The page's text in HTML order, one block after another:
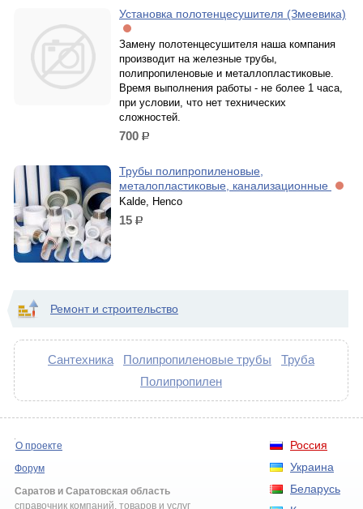
Установка полотенцесушителя (Змеевика)
Замену полотенцесушителя наша компания
производит на железные трубы,
полипропиленовые и металлопластиковые.
Время выполнения работы - не более 1 часа,
при условии, что нет технических
сложностей.
700 р.
Трубы полипропиленовые,
металопластиковые, канализационные
Kalde, Henco
15 р.
Ремонт и строительство
Сантехника Полипропиленовые трубы
Труба
Полипропилен
Россия
Украина
Беларусь
О проекте
Форум
Саратов и Саратовская область
справочник компаний, товаров и услуг